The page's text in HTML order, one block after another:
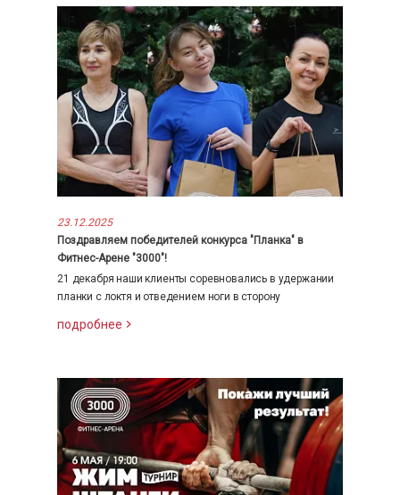
23.12.2025
Поздравляем победителей конкурса "Планка" в
Фитнес-Арене "3000"!
21 декабря наши клиенты соревновались в удержании
планки с локтя и отведением ноги в сторону
подробнее